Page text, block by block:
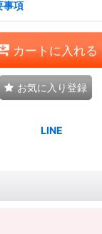
事項
カートに入れる
お気に入り登録